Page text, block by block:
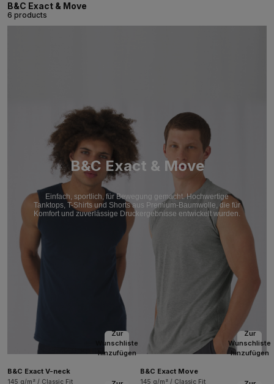
B&C Exact & Move
6 products
B&C Exact & Move
Einfach, sportlich, für Bewegung gemacht. Hochwertige
Tanktops, T-Shirts und Shorts aus Premium-Baumwolle, die für
Komfort und zuverlässige Druckergebnisse entwickelt wurden.
Zur
Wunschliste
hinzufügen
B&C Exact V-neck
145 g/m² / Classic Fit
Zur
Wunschliste
hinzufügen
B&C Exact Move
145 g/m² / Classic Fit